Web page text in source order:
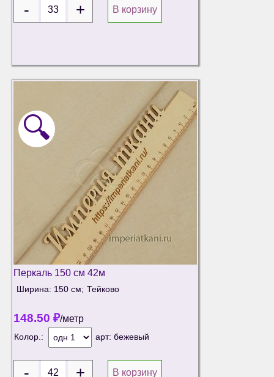
В корзину
🔍
Перкаль 150 см 42м
Ширина: 150 см; Тейково
148.50 ₽/метр
Колор.: арт: бежевый
В корзину